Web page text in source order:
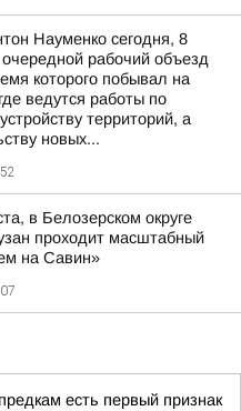
Науменко сегодня, 8
очередной рабочий объезд
которого побывал на
ведутся работы по
территорий, а
новых...
в Белозерском округе
проходит масштабный
на Савин»
есть первый признак